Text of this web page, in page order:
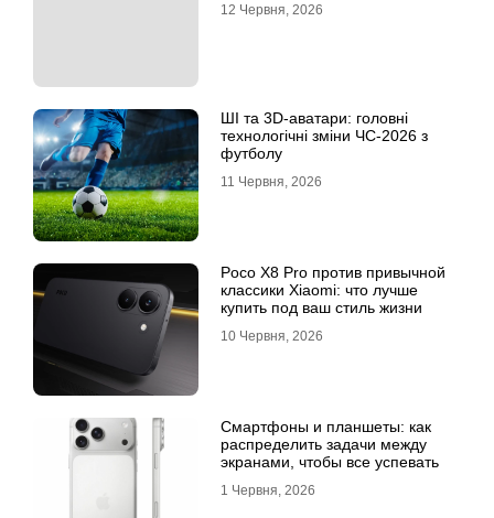
12 Червня, 2026
ШІ та 3D-аватари: головні
технологічні зміни ЧС-2026 з
футболу
11 Червня, 2026
Poco X8 Pro против привычной
классики Xiaomi: что лучше
купить под ваш стиль жизни
10 Червня, 2026
Смартфоны и планшеты: как
распределить задачи между
экранами, чтобы все успевать
1 Червня, 2026